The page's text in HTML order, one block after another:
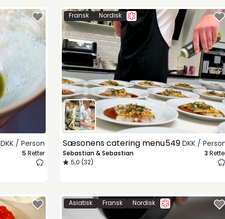
DKK / Person
5 Retter
Fransk Nordisk
Sæsonens catering menu
Sebastian & Sebastian
5,0 (32)
549DKK /
3
Asiatisk Fransk Nordisk